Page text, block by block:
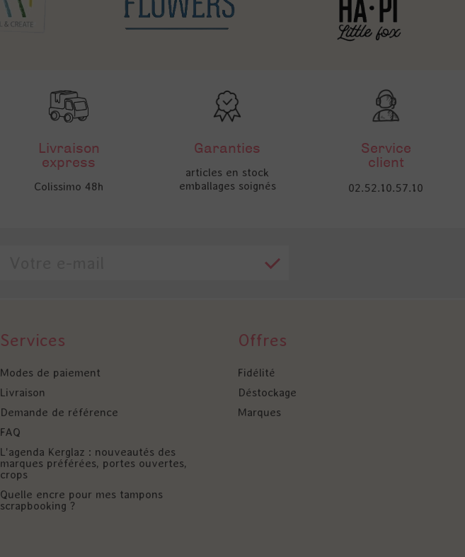
Livraison
express
Colissimo 48h
Garanties
articles en stock
emballages soignés
Service
client
02.52.10.57.10
Services
Modes de paiement
Livraison
Demande de référence
FAQ
L'agenda Kerglaz : nouveautés des
marques préférées, portes ouvertes,
crops
Quelle encre pour mes tampons
scrapbooking ?
Offres
Fidélité
Déstockage
Marques